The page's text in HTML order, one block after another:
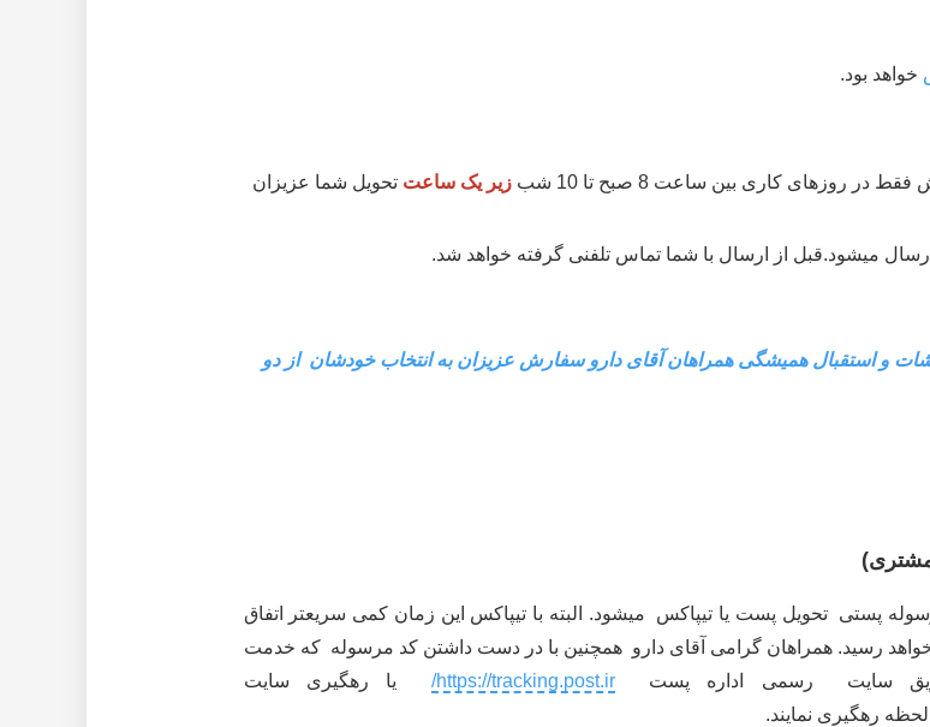
خواهد بود.
در روزهای کاری بین ساعت 8 صبح تا 10 شب زیر یک ساعت تحویل شما عزیزان
و استقبال همیشگی همراهان آقای دارو سفارش عزیزان به انتخاب خودشان از دو
نهایتا بین 2 الی5 روز کاری مرسوله پستی تحویل پست یا تیپاکس میشود. البته با تیپاکس این زمان کمی سریعتر اتفاق
رسید. همراهان گرامی آقای دارو همچنین با در دست داشتن کد مرسوله که خدمت
طریق سایت رسمی اداره پستhttps://tracking.post.ir/
یا رهگیری سایت
رهگیری نمایند.